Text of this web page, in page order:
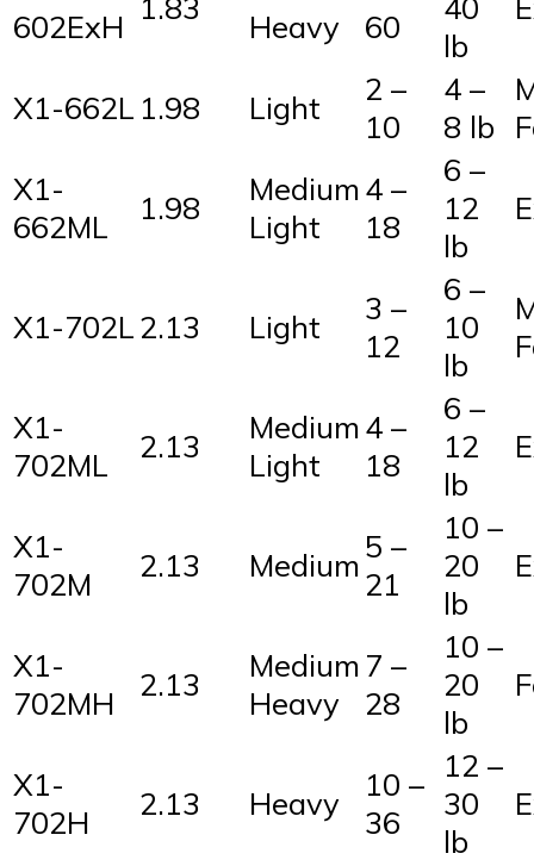
602ExH
Heavy
60
lb
X1-662L 1.98 Light
2 –
10
4 –
8 lb
X1-
662ML
1.98
Medium
Light
4 –
18
6 –
12
lb
X1-702L2.13 Light
3 –
12
6 –
10
lb
X1-
702ML
2.13
Medium
Light
4 –
18
6 –
12
lb
X1-
702M
2.13 Medium5 –
21
10 –
20
lb
X1-
702MH
2.13
Medium
Heavy
7 –
28
10 –
20
lb
X1-
702H
2.13 Heavy
10 –
36
12 –
30
lb